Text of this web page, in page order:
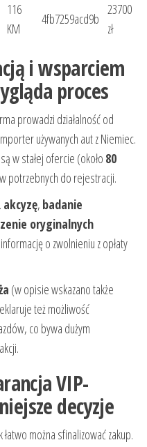
116
KM
4fb7259acd9b
23700
zł
i wsparciem
proces
prowadzi działalność od
używanych aut z Niemiec.
w stałej ofercie (około 80
potrzebnych do rejestracji.
akcyzę, badanie
oryginalnych
o zwolnieniu z opłaty
(w opisie wskazano także
też możliwość
co bywa dużym
VIP-
decyzje
można sfinalizować zakup.